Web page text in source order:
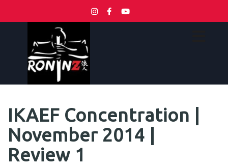
IKAEF Concentration |
November 2014 |
Review 1